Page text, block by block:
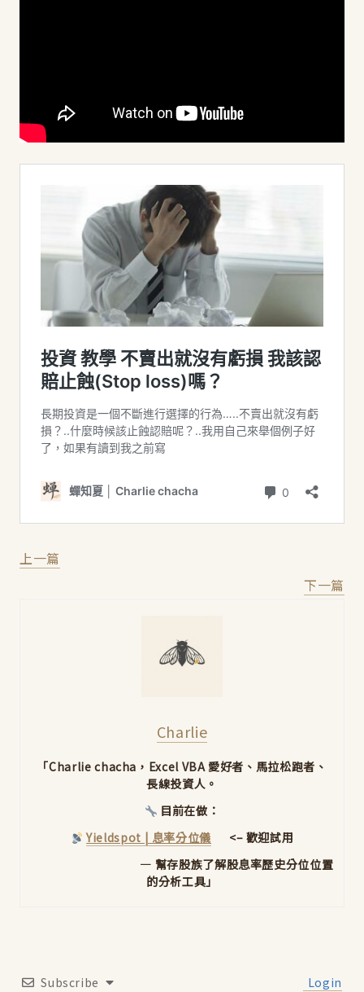
上一篇
下一篇
Charlie
「Charlie chacha，Excel VBA 愛好者、馬拉松跑者、
長線投資人。
目前在做：
Yieldspot | 息率分位儀 <– 歡迎試用
— 幫存股族了解股息率歷史分位位置
的分析工具」
Subscribe Login